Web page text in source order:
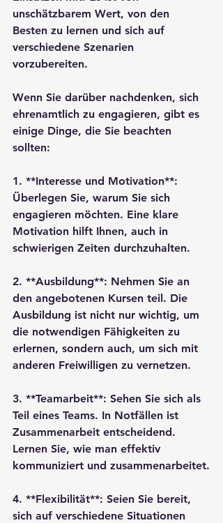
unschätzbarem Wert, von den
Besten zu lernen und sich auf
verschiedene Szenarien
vorzubereiten.
Wenn Sie darüber nachdenken, sich
ehrenamtlich zu engagieren, gibt es
einige Dinge, die Sie beachten
sollten:
1. **Interesse und Motivation**:
Überlegen Sie, warum Sie sich
engagieren möchten. Eine klare
Motivation hilft Ihnen, auch in
schwierigen Zeiten durchzuhalten.
2. **Ausbildung**: Nehmen Sie an
den angebotenen Kursen teil. Die
Ausbildung ist nicht nur wichtig, um
die notwendigen Fähigkeiten zu
erlernen, sondern auch, um sich mit
anderen Freiwilligen zu vernetzen.
3. **Teamarbeit**: Sehen Sie sich als
Teil eines Teams. In Notfällen ist
Zusammenarbeit entscheidend.
Lernen Sie, wie man effektiv
kommuniziert und zusammenarbeitet.
4. **Flexibilität**: Seien Sie bereit,
sich auf verschiedene Situationen